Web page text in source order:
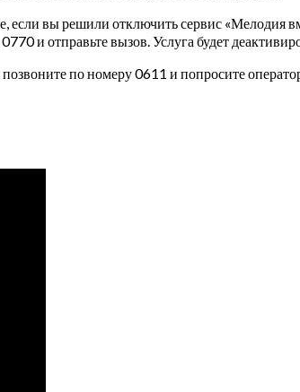
если вы решили отключить сервис «Мелодия
и отправьте вызов. Услуга будет
по номеру 0611 и попросите